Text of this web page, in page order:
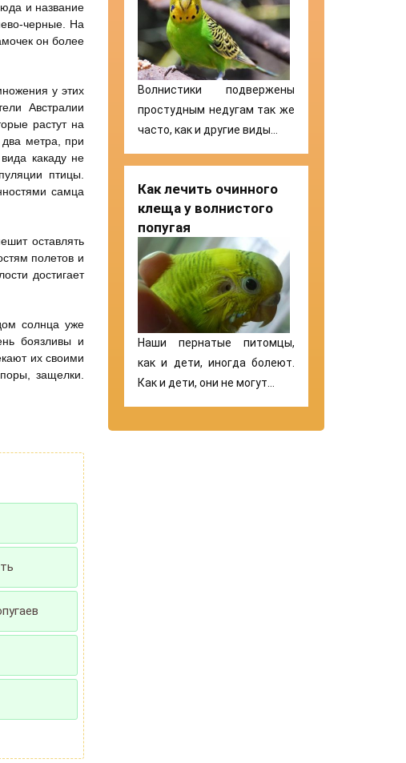
и название
черные. На
он более
у этих
Австралии
растут на
метра, при
какаду не
птицы.
самца
оставлять
полетов и
достигает
солнца уже
боязливы и
их своими
защелки.
Волнистики подвержены
простудным недугам так же
часто, как и другие виды…
Как лечить очинного
клеща у волнистого
попугая
Наши пернатые питомцы,
как и дети, иногда болеют.
Как и дети, они не могут…